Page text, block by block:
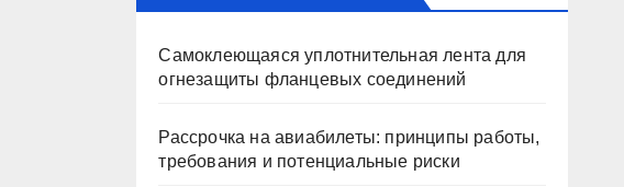
Самоклеющаяся уплотнительная лента для
огнезащиты фланцевых соединений
Рассрочка на авиабилеты: принципы работы,
требования и потенциальные риски